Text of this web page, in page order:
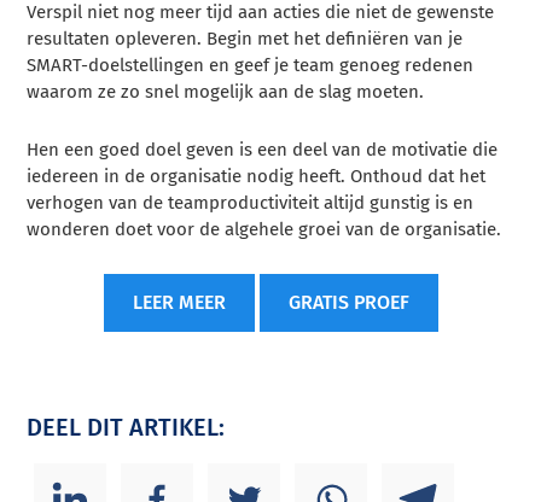
Verspil niet nog meer tijd aan acties die niet de gewenste
resultaten opleveren. Begin met het definiëren van je
SMART-doelstellingen en geef je team genoeg redenen
waarom ze zo snel mogelijk aan de slag moeten.
Hen een goed doel geven is een deel van de motivatie die
iedereen in de organisatie nodig heeft. Onthoud dat het
verhogen van de teamproductiviteit altijd gunstig is en
wonderen doet voor de algehele groei van de organisatie.
LEER MEER GRATIS PROEF
DEEL DIT ARTIKEL: